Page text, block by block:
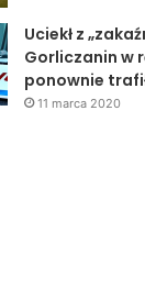
Uciekł z
Gorliczanin w
ponownie
11 marca 2020